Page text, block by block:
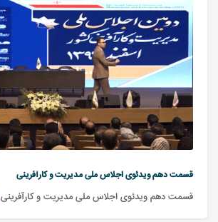
قسمت دهم ویدئوی اجلاس ملی مدیریت و کارآفرینی
قسمت دهم ویدئوی اجلاس ملی مدیریت و کارآفرینی